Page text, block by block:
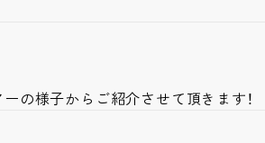
の様子からご紹介させて頂きます！